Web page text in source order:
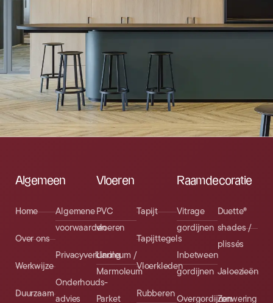
Algemeen
Home
Over ons
Werkwijze
Duurzaam
Algemene
voorwaarden
Privacyverklaring
Onderhouds­
advies
Vloeren
PVC
vloeren
Linoleum /
Marmoleum
Parket
Tapijt
Tapijttegels
Vloerkleden
Rubberen
Raamdecoratie
Vitrage
gordijnen
Inbetween
gordijnen
Overgordijnen
Duette®
shades /
plissés
Jaloezieën
Zonwering